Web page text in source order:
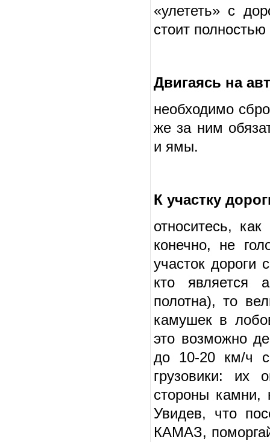
«улететь» с
стоит
Двигаясь на
необходимо
же за ним
и ямы.
К участку
относитесь,
конечно, не
участок дороги
кто является
полотна), то
камушек в
это возможно
до 10-20 км/ч
грузовики: их
стороны камни,
Увидев, что
КАМАЗ,